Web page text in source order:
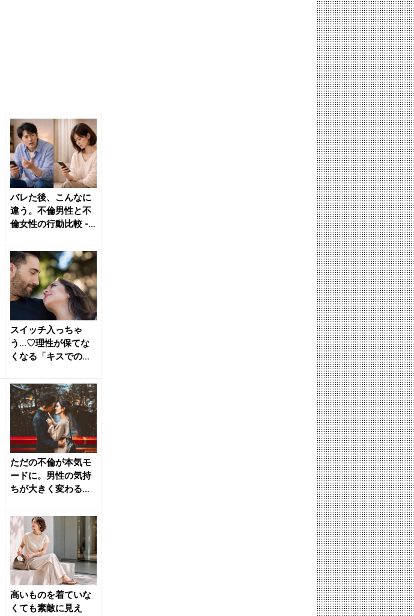
バレた後、こんなに
違う。不倫男性と不
倫女性の行動比較 -
be...
スイッチ入っちゃ
う...♡理性が保てな
くなる「キスでの喘
い...
ただの不倫が本気モ
ードに。男性の気持
ちが大きく変わる
ニュー...
高いものを着ていな
くても素敵に見え